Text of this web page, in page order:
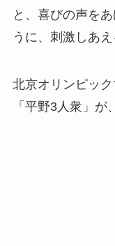
と、喜びの声を
うに、刺激しあ
北京オリンピッ
「平野3人衆」が